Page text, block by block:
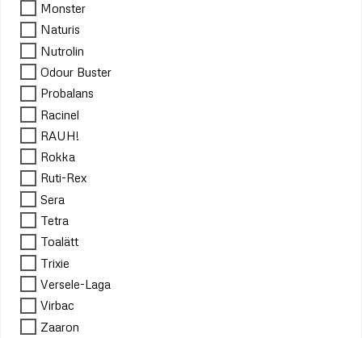
Monster
Naturis
Nutrolin
Odour Buster
Probalans
Racinel
RAUH!
Rokka
Ruti-Rex
Sera
Tetra
Toalätt
Trixie
Versele-Laga
Virbac
Zaaron